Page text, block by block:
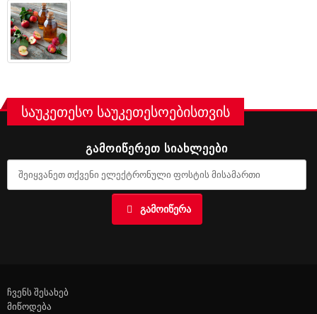
საუკეთესო საუკეთესოებისთვის
ᲒᲐᲛᲝᲘᲬᲔᲠᲔᲗ ᲡᲘᲐᲮᲚᲔᲔᲑᲘ
ᲒᲐᲛᲝᲘᲬᲔᲠᲐ
ჩვენს შესახებ
მიწოდება